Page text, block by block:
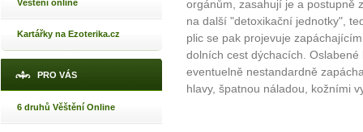
Věštění online
Kartářky na Ezoterika.cz
PRO VÁS
6 druhů Věštění Online
orgánům, zasahují je a postupně
na další "detoxikační jednotky",
plic se pak projevuje
dolních cest dýchacích.
eventuelně nestandardně
hlavy, špatnou náladou, kožními